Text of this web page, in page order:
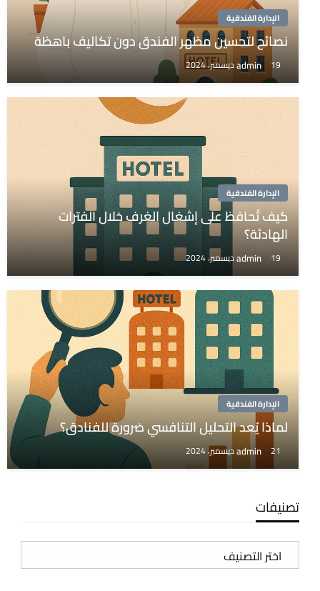
الإدارة الفندقية
نصائح لتحسين مظهر الفندق دون تكاليف باهظة
admin 19 ديسمبر، 2024
الإدارة الفندقية
كيف تُحافظ على إشغال الغرف خلال الفترات
الهادئة؟
admin 19 ديسمبر، 2024
الإدارة الفندقية
لماذا يُعد التحليل التنافسي ضرورة للفنادق؟
admin 21 ديسمبر، 2024
تصنيفات
تصنيفات